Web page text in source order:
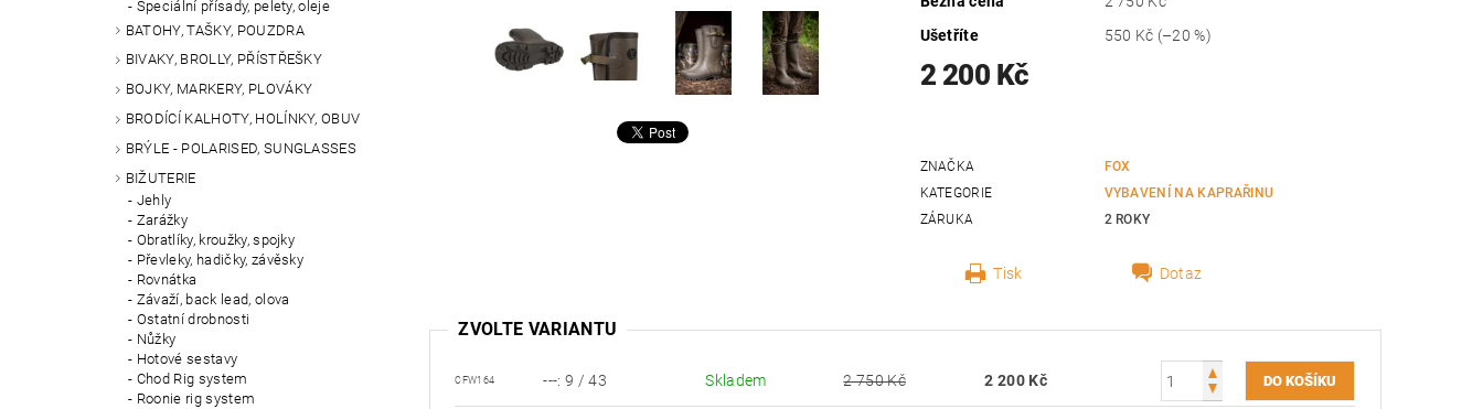
Speciální přísady, pelety, oleje
BATOHY, TAŠKY, POUZDRA
BIVAKY, BROLLY, PŘÍSTŘEŠKY
BOJKY, MARKERY, PLOVÁKY
BRODÍCÍ KALHOTY, HOLÍNKY, OBUV
BRÝLE - POLARISED, SUNGLASSES
BIŽUTERIE
Jehly
Zarážky
Obratlíky, kroužky, spojky
Převleky, hadičky, závěsky
Rovnátka
Závaží, back lead, olova
Ostatní drobnosti
Nůžky
Hotové sestavy
Chod Rig system
Roonie rig system
Ušetříte
550 Kč (–20 %)
2 200 Kč
ZNAČKA
FOX
KATEGORIE
VYBAVENÍ NA KAPRAŘINU
ZÁRUKA
2 ROKY
Tisk Dotaz
ZVOLTE VARIANTU
CFW164 ---: 9 / 43 Skladem 2 750 Kč 2 200 Kč